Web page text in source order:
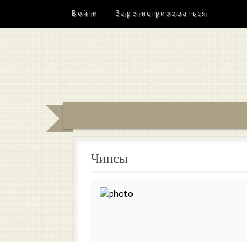
Войти Зарегистрироваться
Чипсы